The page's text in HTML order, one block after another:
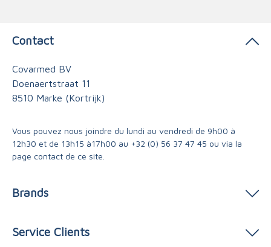
Contact
Covarmed BV
Doenaertstraat 11
8510 Marke (Kortrijk)
Vous pouvez nous joindre du lundi au vendredi de 9h00 à
12h30 et de 13h15 à17h00 au +32 (0) 56 37 47 45 ou via la
page contact de ce site.
Brands
Service Clients